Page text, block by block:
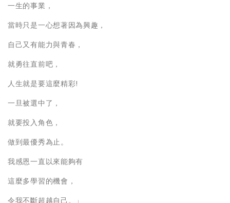
一生的事業，
當時只是一心想著因為興趣，
自己又有能力與青春，
就勇往直前吧，
人生就是要這麼精彩!
一旦被選中了，
就要投入角色，
做到最優秀為止。
我感恩一直以來能夠有
這麼多學習的機會，
令我不斷超越自己。」